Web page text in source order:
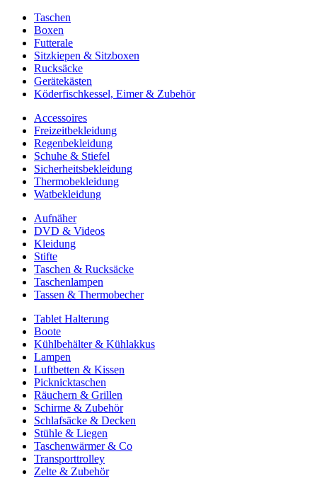
Taschen
Boxen
Futterale
Sitzkiepen & Sitzboxen
Rucksäcke
Gerätekästen
Köderfischkessel, Eimer & Zubehör
Accessoires
Freizeitbekleidung
Regenbekleidung
Schuhe & Stiefel
Sicherheitsbekleidung
Thermobekleidung
Watbekleidung
Aufnäher
DVD & Videos
Kleidung
Stifte
Taschen & Rucksäcke
Taschenlampen
Tassen & Thermobecher
Tablet Halterung
Boote
Kühlbehälter & Kühlakkus
Lampen
Luftbetten & Kissen
Picknicktaschen
Räuchern & Grillen
Schirme & Zubehör
Schlafsäcke & Decken
Stühle & Liegen
Taschenwärmer & Co
Transporttrolley
Zelte & Zubehör